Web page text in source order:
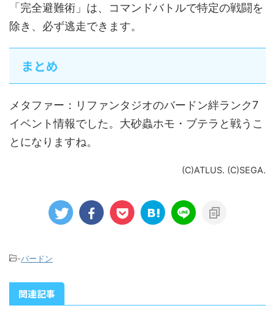
「完全避難術」は、コマンドバトルで特定の戦闘を
除き、必ず逃走できます。
まとめ
メタファー：リファンタジオのバードン絆ランク7
イベント情報でした。大砂蟲ホモ・ブテラと戦うこ
とになりますね。
(C)ATLUS. (C)SEGA.
-バードン
関連記事